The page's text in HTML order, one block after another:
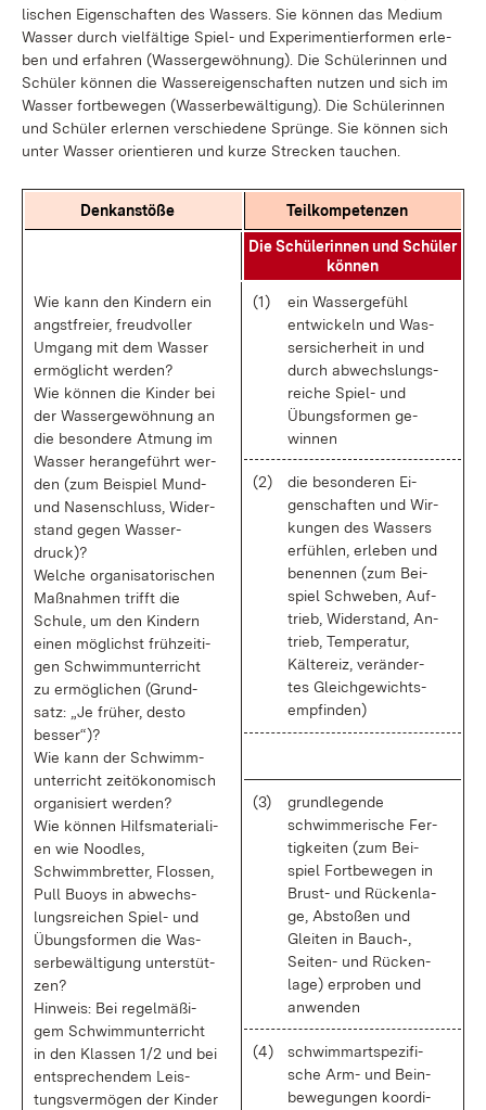
li­schen Ei­gen­schaf­ten des Was­sers. Sie kön­nen das Me­di­um
Was­ser durch viel­fäl­ti­ge Spiel- und Ex­pe­ri­men­tier­for­men er­le­
ben und er­fah­ren (Was­ser­ge­wöh­nung). Die Schü­le­rin­nen und
Schü­ler kön­nen die Was­ser­ei­gen­schaf­ten nut­zen und sich im
Was­ser fort­be­we­gen (Was­ser­be­wäl­ti­gung). Die Schü­le­rin­nen
und Schü­ler er­ler­nen ver­schie­de­ne Sprün­ge. Sie kön­nen sich
un­ter Was­ser ori­en­tie­ren und kur­ze Stre­cken tau­chen.
Denk­an­stö­ße Teil­kom­pe­ten­zen
Die Schü­le­rin­nen und Schü­ler
kön­nen
Wie kann den Kin­dern ein
angst­frei­er, freud­vol­ler
Um­gang mit dem Was­ser
er­mög­licht wer­den?
Wie kön­nen die Kin­der bei
der Was­ser­ge­wöh­nung an
die be­son­de­re At­mung im
Was­ser her­an­ge­führt wer­
den (zum Bei­spiel Mund-
und Na­sen­schluss, Wi­der­
stand ge­gen Was­ser­
druck)?
Wel­che or­ga­ni­sa­to­ri­schen
Maß­nah­men trifft die
Schu­le, um den Kin­dern
ei­nen mög­lichst früh­zei­ti­
gen Schwimm­un­ter­richt
zu er­mög­li­chen (Grund­
satz: „Je frü­her, des­to
bes­ser“)?
Wie kann der Schwimm­
un­ter­richt zeit­öko­no­misch
or­ga­ni­siert wer­den?
Wie kön­nen Hilfs­ma­te­ria­li­
en wie Nood­les,
Schwimm­bret­ter, Flos­sen,
Pull Buoys in ab­wechs­
lungs­rei­chen Spiel- und
Übungs­for­men die Was­
ser­be­wäl­ti­gung un­ter­stüt­
zen?
Hin­weis: Bei re­gel­mä­ßi­
gem Schwimm­un­ter­richt
in den Klas­sen 1/2 und bei
ent­spre­chen­dem Leis­
tungs­ver­mö­gen der Kin­der
(1)
ein Was­ser­ge­fühl
ent­wi­ckeln und Was­
ser­si­cher­heit in und
durch ab­wechs­lungs­
rei­che Spiel- und
Übungs­for­men ge­
win­nen
(2)
die be­son­de­ren Ei­
gen­schaf­ten und Wir­
kun­gen des Was­sers
er­füh­len, er­le­ben und
be­nen­nen (zum Bei­
spiel Schwe­ben, Auf­
trieb, Wi­der­stand, An­
trieb, Tem­pe­ra­tur,
Käl­te­reiz, ver­än­der­
tes Gleich­ge­wichts­
emp­fin­den)
(3)
grund­le­gen­de
schwim­me­ri­sche Fer­
tig­kei­ten (zum Bei­
spiel Fort­be­we­gen in
Brust- und Rü­cken­la­
ge, Ab­sto­ßen und
Glei­ten in Bauch‑,
Sei­ten- und Rü­cken­
la­ge) er­pro­ben und
an­wen­den
(4)
schwimmart­spe­zi­fi­
sche Arm- und Bein­
be­we­gun­gen ko­or­di­